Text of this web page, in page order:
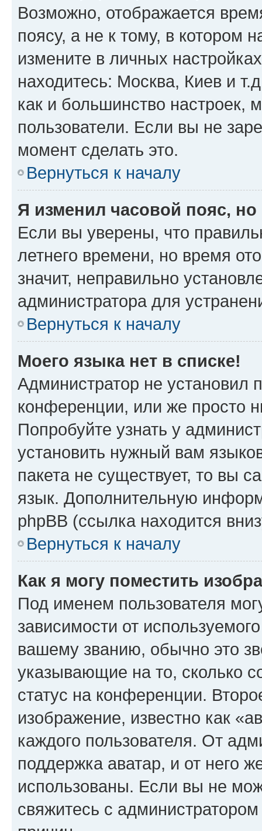
Возможно, отображается
поясу, а не к тому, в котором
измените в личных
находитесь: Москва, Киев и
как и большинство настроек,
пользователи. Если вы не
момент сделать это.
Вернуться к началу
Я изменил часовой пояс,
Если вы уверены, что
летнего времени, но время
значит, неправильно
администратора для
Вернуться к началу
Моего языка нет в списке!
Администратор не установил
конференции, или же просто
Попробуйте узнать у
установить нужный вам
пакета не существует, то вы
язык. Дополнительную
phpBB (ссылка находится
Вернуться к началу
Как я могу поместить
Под именем пользователя
зависимости от
вашему званию, обычно это
указывающие на то, сколько
статус на конференции.
изображение, известно как
каждого пользователя. От
поддержка аватар, и от него
использованы. Если вы не
свяжитесь с